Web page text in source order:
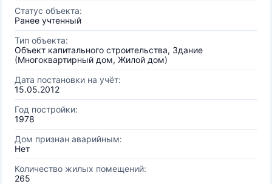
Статус объекта:
Ранее учтенный
Тип объекта:
Объект капитального строительства, Здание
(Многоквартирный дом, Жилой дом)
Дата постановки на учёт:
15.05.2012
Год постройки:
1978
Дом признан аварийным:
Нет
Количество жилых помещений:
265